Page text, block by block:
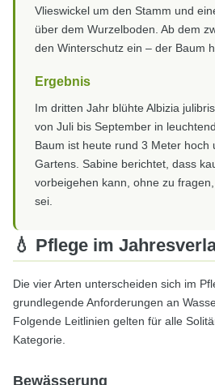
Vlieswickel um den Stamm und
über dem Wurzelboden. Ab dem
den Winterschutz ein – der Baum
Ergebnis
Im dritten Jahr blühte Albizia
von Juli bis September in
Baum ist heute rund 3 Meter hoch
Gartens. Sabine berichtet, dass
vorbeigehen kann, ohne zu
sei.
💧 Pflege im
Die vier Arten unterscheiden sich im
grundlegende Anforderungen an
Folgende Leitlinien gelten für alle
Kategorie.
Bewässerung